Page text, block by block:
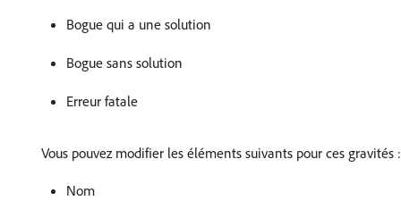
Bogue qui a une solution
Bogue sans solution
Erreur fatale
Vous pouvez modifier les éléments suivants pour ces gravités :
Nom